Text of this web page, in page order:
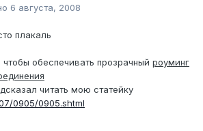
6 августа, 2008
плакаль
обеспечивать прозрачный роуминг
читать мою статейку
0905/0905.shtml